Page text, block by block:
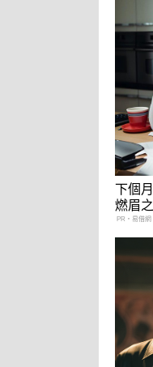
下個
燃眉
PR・易借網